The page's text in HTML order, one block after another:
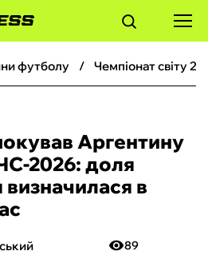
футболу чемпіонат світу
Аргентину
2026: доля
в
89